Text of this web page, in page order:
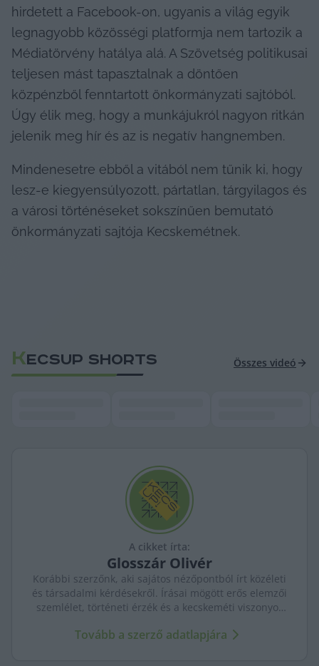
hirdetett a Facebook-on, ugyanis a világ egyik
legnagyobb közösségi platformja nem tartozik a
Médiatörvény hatálya alá. A Szövetség politikusai
teljesen mást tapasztalnak a döntően
közpénzből fenntartott önkormányzati sajtóból.
Úgy élik meg, hogy a munkájukról nagyon ritkán
jelenik meg hír és az is negatív hangnemben.
Mindenesetre ebből a vitából nem tűnik ki, hogy
lesz-e kiegyensúlyozott, pártatlan, tárgyilagos és
a városi történéseket sokszínűen bemutató
önkormányzati sajtója Kecskemétnek.
KECSUP SHORTS Összes videó
A cikket írta:
Glosszár Olivér
Korábbi szerzőnk, aki sajátos nézőpontból írt közéleti
és társadalmi kérdésekről. Írásai mögött erős elemzői
szemlélet, történeti érzék és a kecskeméti viszonyok
Tovább a szerző adatlapjára